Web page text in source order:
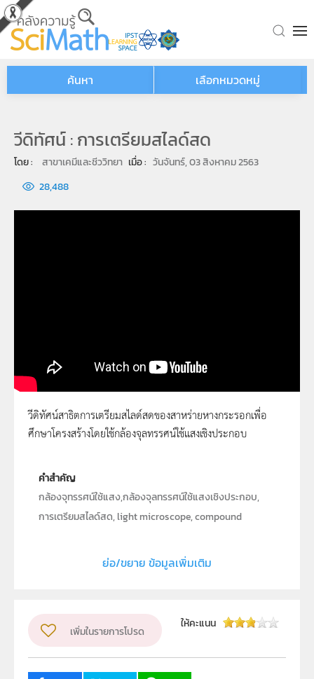
Skip to main content
ค้นหา เลือกหมวดหมู่
วีดิทัศน์ : การเตรียมสไลด์สด
โดย : สาขาเคมีและชีววิทยา เมื่อ : วันจันทร์, 03 สิงหาคม 2563
28,488
การเตรียมสไลด์สด
วีดิทัศน์สาธิตการเตรียมสไลด์สดของสาหร่ายหางกระรอกเพื่อ
ศึกษาโครงสร้างโดยใช้กล้องจุลทรรศน์ใช้แสงเชิงประกอบ
คำสำคัญ
กล้องจุทรรศน์ใช้แสง,กล้องจุลทรรศน์ใช้แสงเชิงประกอบ,
การเตรียมสไลด์สด, light microscope, compound
Moving Image
ผู้แต่ง หรือ เจ้าของผลงาน
วิชา
ชีววิทยา
ย่อ/ขยาย ข้อมูลเพิ่มเติม
เพิ่มในรายการโปรด
ให้คะแนน